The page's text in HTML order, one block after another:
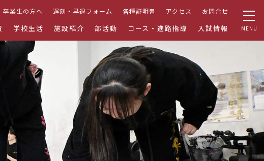
卒業生の方へ 遅刻・早退フォーム 各種証明書 アクセス お問合せ
学校生活 施設紹介 部活動 コース・進路指導 入試情報 MENU